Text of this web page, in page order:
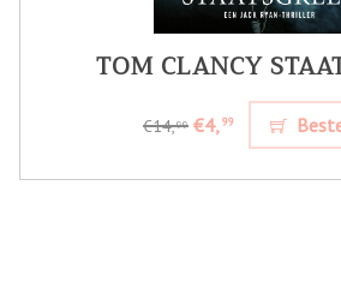
TOM CLANCY
€14,99 €4,99